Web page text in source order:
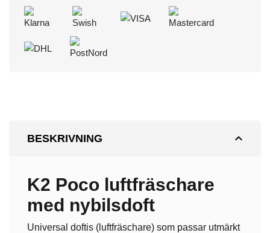
expand_less
BESKRIVNING
K2 Poco luftfräschare
med nybilsdoft
Universal doftis (luftfräschare) som passar utmärkt